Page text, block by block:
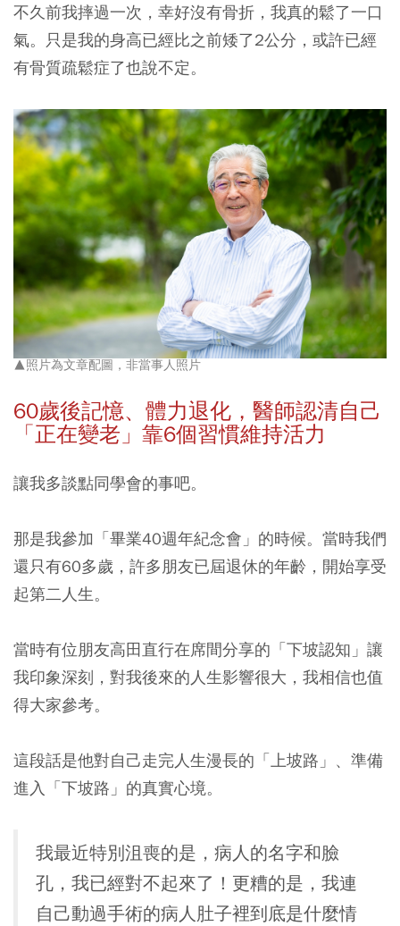
不久前我摔過一次，幸好沒有骨折，我真的鬆了一口
氣。只是我的身高已經比之前矮了2公分，或許已經
有骨質疏鬆症了也說不定。
▲照片為文章配圖，非當事人照片
60歲後記憶、體力退化，醫師認清自己
「正在變老」靠6個習慣維持活力
讓我多談點同學會的事吧。
那是我參加「畢業40週年紀念會」的時候。當時我們
還只有60多歲，許多朋友已屆退休的年齡，開始享受
起第二人生。
當時有位朋友高田直行在席間分享的「下坡認知」讓
我印象深刻，對我後來的人生影響很大，我相信也值
得大家參考。
這段話是他對自己走完人生漫長的「上坡路」、準備
進入「下坡路」的真實心境。
我最近特別沮喪的是，病人的名字和臉
孔，我已經對不起來了！更糟的是，我連
自己動過手術的病人肚子裡到底是什麼情